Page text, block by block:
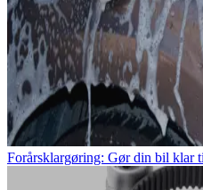
Forårsklargøring: Gør din bil klar